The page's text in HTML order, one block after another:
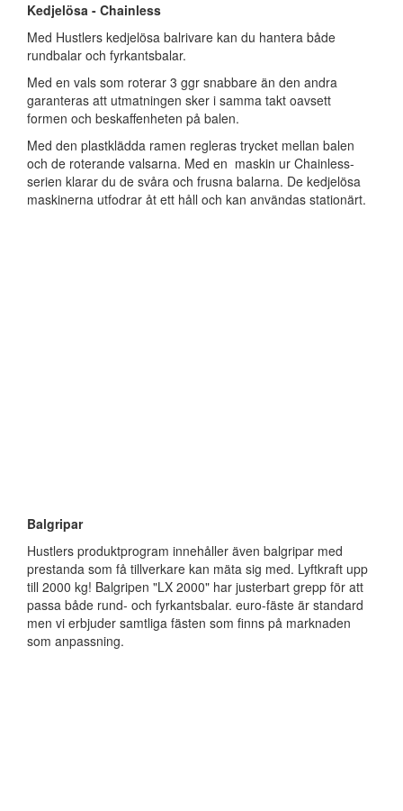
Kedjelösa - Chainless
Med Hustlers kedjelösa balrivare kan du hantera både
rundbalar och fyrkantsbalar.
Med en vals som roterar 3 ggr snabbare än den andra
garanteras att utmatningen sker i samma takt oavsett
formen och beskaffenheten på balen.
Med den plastklädda ramen regleras trycket mellan balen
och de roterande valsarna. Med en maskin ur Chainless-
serien klarar du de svåra och frusna balarna. De kedjelösa
maskinerna utfodrar åt ett håll och kan användas stationärt.
Balgripar
Hustlers produktprogram innehåller även balgripar med
prestanda som få tillverkare kan mäta sig med. Lyftkraft upp
till 2000 kg! Balgripen "LX 2000" har justerbart grepp för att
passa både rund- och fyrkantsbalar. euro-fäste är standard
men vi erbjuder samtliga fästen som finns på marknaden
som anpassning.